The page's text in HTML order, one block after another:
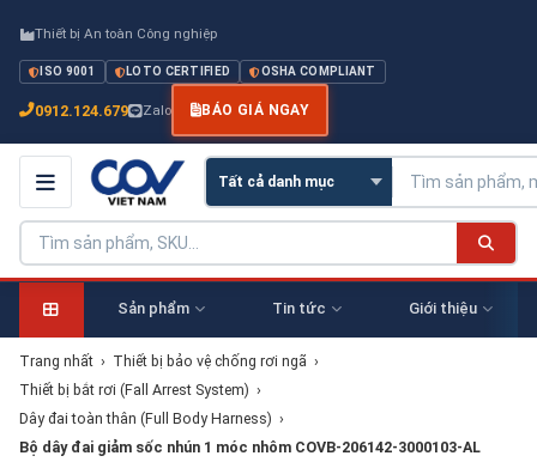
Thiết bị An toàn Công nghiệp
ISO 9001 LOTO CERTIFIED OSHA COMPLIANT
0912.124.679 Zalo BÁO GIÁ NGAY
Sản phẩm Tin tức Giới thiệu
Trang nhất › Thiết bị bảo vệ chống rơi ngã ›
Thiết bị bắt rơi (Fall Arrest System) ›
Dây đai toàn thân (Full Body Harness) ›
Bộ dây đai giảm sốc nhún 1 móc nhôm COVB-206142-3000103-AL